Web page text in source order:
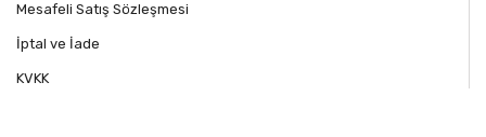
Mesafeli Satış Sözleşmesi
İptal ve İade
KVKK